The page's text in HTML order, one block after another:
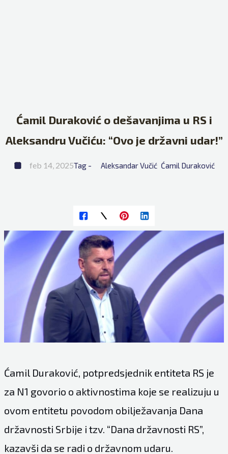
Ćamil Duraković o dešavanjima u RS i
Aleksandru Vučiću: “Ovo je državni udar!”
feb 14, 2025Tag - Aleksandar Vučić Ćamil Duraković
Ćamil Duraković, potpredsjednik entiteta RS je
za N1 govorio o aktivnostima koje se realizuju u
ovom entitetu povodom obilježavanja Dana
državnosti Srbije i tzv. “Dana državnosti RS”,
kazavši da se radi o državnom udaru.